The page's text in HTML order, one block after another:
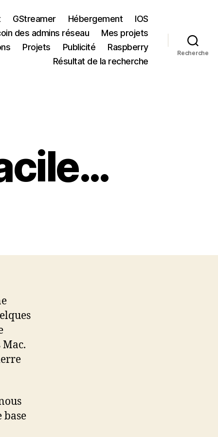
GStreamer Hébergement
IOS
des admins réseau
Mes projets
Projets Publicité
Raspberry
Résultat de la recherche
Recherche